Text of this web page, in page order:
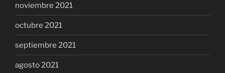
noviembre 2021
octubre 2021
septiembre 2021
agosto 2021